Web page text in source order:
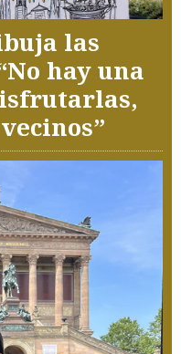
las
hay una